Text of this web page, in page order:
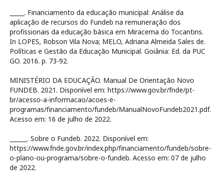
_____. Financiamento da educação municipal: Análise da
aplicação de recursos do Fundeb na remuneração dos
profissionais da educação básica em Miracema do Tocantins.
In LOPES, Robson Vila Nova; MELO, Adriana Almeida Sales de.
Políticas e Gestão da Educação Municipal. Goiânia: Ed. da PUC
GO. 2016. p. 73-92.
MINISTÉRIO DA EDUCAÇÃO. Manual De Orientação Novo
FUNDEB. 2021. Disponível em: https://www.gov.br/fnde/pt-
br/acesso-a-informacao/acoes-e-
programas/financiamento/fundeb/ManualNovoFundeb2021.pdf.
Acesso em: 16 de julho de 2022.
______. Sobre o Fundeb. 2022. Disponível em:
https://www.fnde.gov.br/index.php/financiamento/fundeb/sobre-
o-plano-ou-programa/sobre-o-fundeb. Acesso em: 07 de julho
de 2022.